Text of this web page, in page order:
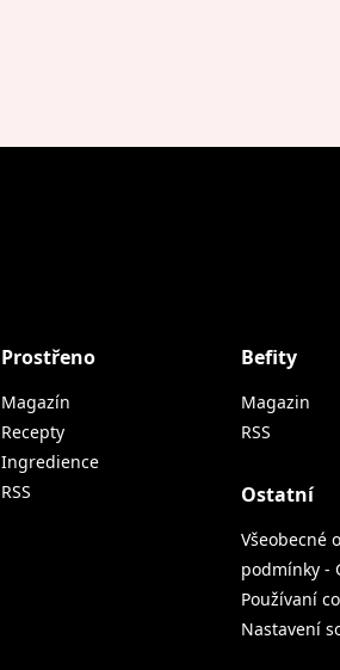
Prostřeno
Magazín
Recepty
Ingredience
RSS
Befity
Magazin
RSS
Ostatní
Všeobecné
podmínky -
Používaní
Nastavení